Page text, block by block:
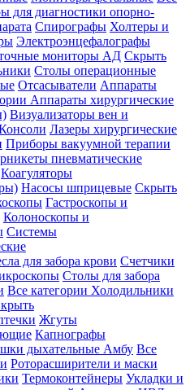
для диагностики опорно-
Спирографы Холтеры и
Электроэнцефалографы
мониторы АД Скрыть
Столы операционные
Отсасыватели Аппараты
Аппараты хирургические
Визуализаторы вен и
Лазеры хирургические
Приборы вакуумной терапии
пневматические
Коагуляторы
Насосы шприцевые Скрыть
Гастроскопы и
Колоноскопы и
Системы
для забора крови Счетчики
Столы для забора
Все категории Холодильники
Жгуты
Капнографы
дыхательные Амбу Все
Роторасширители и маски
Термоконтейнеры Укладки и